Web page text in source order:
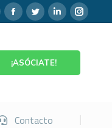
¡ASÓCIATE!
Contacto
Contacto